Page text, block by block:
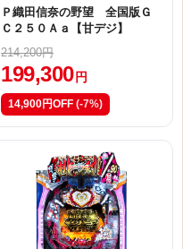
Ｐ織田信奈の野望 全国版Ｇ
Ｃ２５０Ａａ【甘デジ】
214,200円
199,300 円
14,900円OFF (-7%)